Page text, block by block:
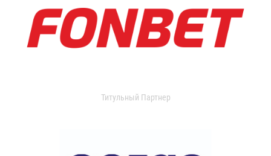
Титульный Партнер